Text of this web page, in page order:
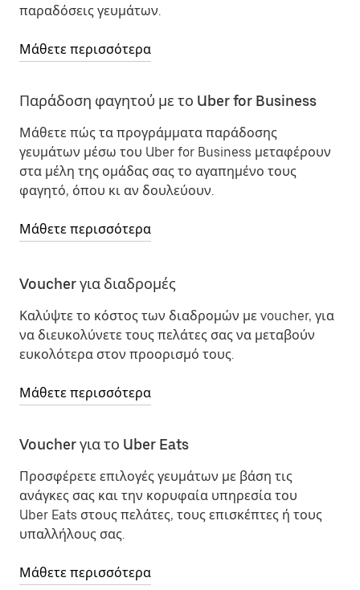
παραδόσεις γευμάτων.
Μάθετε περισσότερα
Παράδοση φαγητού με το Uber for Business
Μάθετε πώς τα προγράμματα παράδοσης
γευμάτων μέσω του Uber for Business μεταφέρουν
στα μέλη της ομάδας σας το αγαπημένο τους
φαγητό, όπου κι αν δουλεύουν.
Μάθετε περισσότερα
Voucher για διαδρομές
Καλύψτε το κόστος των διαδρομών με voucher, για
να διευκολύνετε τους πελάτες σας να μεταβούν
ευκολότερα στον προορισμό τους.
Μάθετε περισσότερα
Voucher για το Uber Eats
Προσφέρετε επιλογές γευμάτων με βάση τις
ανάγκες σας και την κορυφαία υπηρεσία του
Uber Eats στους πελάτες, τους επισκέπτες ή τους
υπαλλήλους σας.
Μάθετε περισσότερα